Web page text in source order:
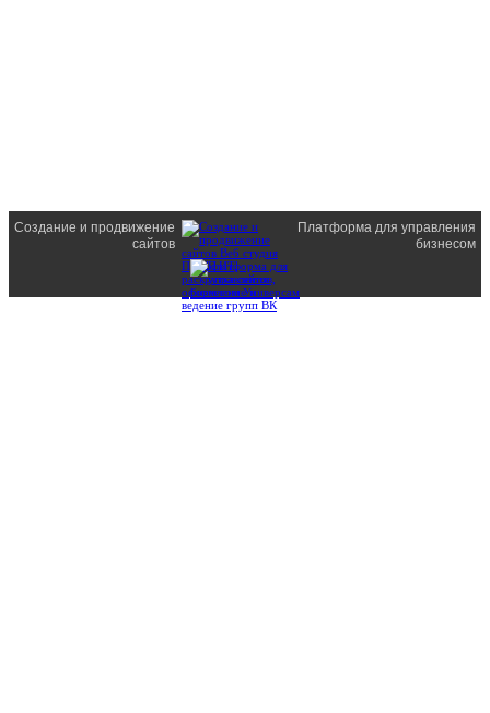
Создание и продвижение
сайтов
Платформа для управления
бизнесом